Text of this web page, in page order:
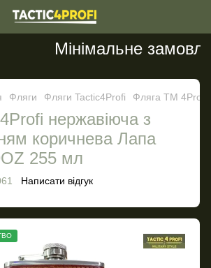
Мінімальне
Фляги Фляги Tactic4Profi Фляга ТМ 4Profi
нержавіюча з
коричнева Лапа
255 мл
Написати відгук